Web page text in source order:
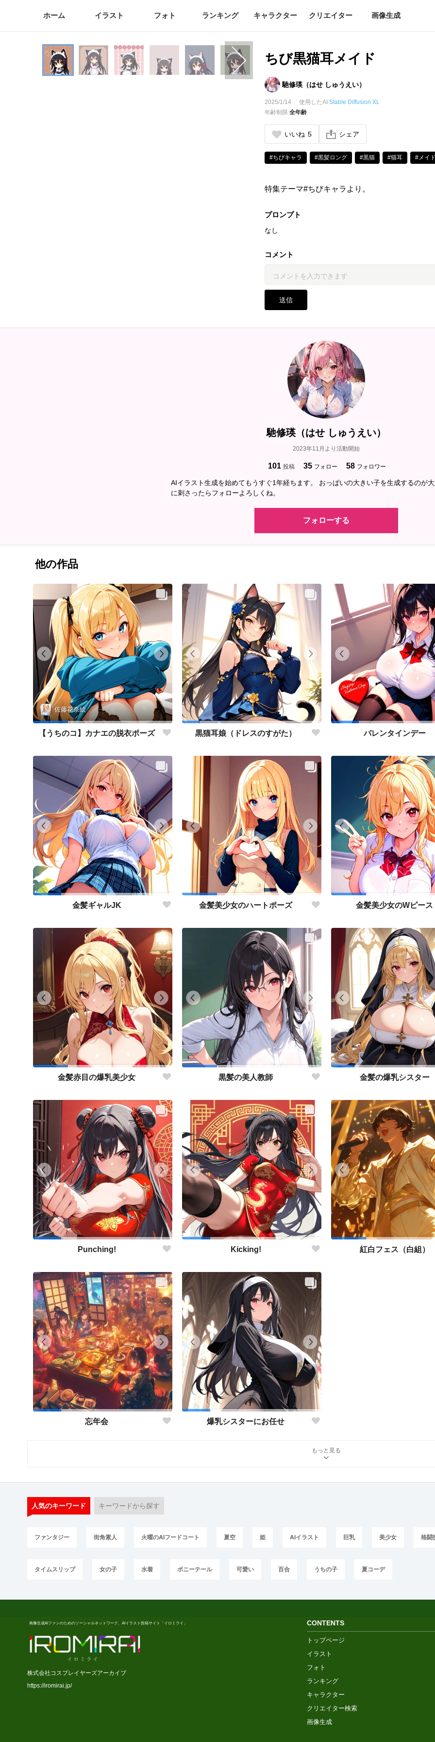
ホーム イラスト フォト ランキング キャラクター クリエイター 画像生成
ちび黒猫耳メイド
馳修瑛（はせ しゅうえい）
2025/1/14 使用したAIStable Diffusion XL
年齢制限全年齢
いいね 5 シェア
#ちびキャラ #黒髪ロング #黒猫 #猫耳 #メイ
特集テーマ#ちびキャラより。
プロンプト
なし
コメント
送信
馳修瑛（はせ しゅうえい）
2023年11月より活動開始
101 投稿 35 フォロー 58 フォロワー
AIイラスト生成を始めてもうすぐ1年経ちます。 おっぱいの大きい子を生成するのが
に刺さったらフォローよろしくね。
フォローする
他の作品
佐藤花奈絵
【うちのコ】カナエの脱衣ポーズ 黒猫耳娘（ドレスのすがた） バレンタインデー
金髪ギャルJK 金髪美少女のハートポーズ 金髪美少女のWピース
金髪赤目の爆乳美少女 黒髪の美人教師 金髪の爆乳シスター
Punching! Kicking! 紅白フェス（白組）
忘年会 爆乳シスターにお任せ
もっと見る
人気のキーワード キーワードから探す
ファンタジー 街角素人 火曜のAIフードコート 夏空 姫 AIイラスト 巨乳 美少女 格闘
タイムスリップ 女の子 水着 ポニーテール 可愛い 百合 うちの子 夏コーデ
画像生成AIファンのためのソーシャルネットワーク、AIイラスト投稿サイト「イロミライ」
株式会社コスプレイヤーズアーカイブ
https://iromirai.jp/
CONTENTS
トップページ
イラスト
フォト
ランキング
キャラクター
クリエイター検索
画像生成